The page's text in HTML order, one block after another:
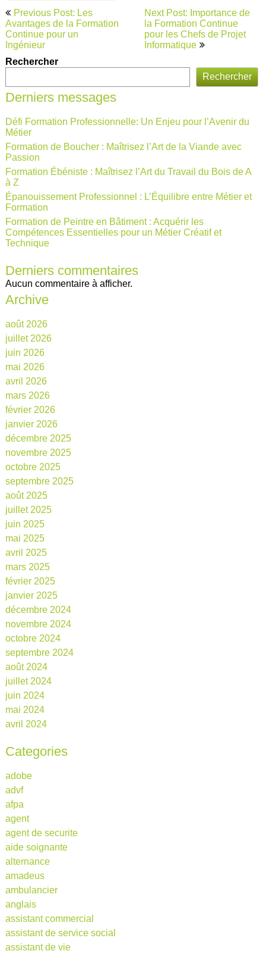
Navigation
de
l’article
Previous Post: Les
Avantages de la Formation
Continue pour un
Ingénieur
Next Post: Importance de
la Formation Continue
pour les Chefs de Projet
Informatique
Rechercher
Rechercher
Derniers messages
Défi Formation Professionnelle: Un Enjeu pour l’Avenir du
Métier
Formation de Boucher : Maîtrisez l’Art de la Viande avec
Passion
Formation Ébéniste : Maîtrisez l’Art du Travail du Bois de A
à Z
Épanouissement Professionnel : L’Équilibre entre Métier et
Formation
Formation de Peintre en Bâtiment : Acquérir les
Compétences Essentielles pour un Métier Créatif et
Technique
Derniers commentaires
Aucun commentaire à afficher.
Archive
août 2026
juillet 2026
juin 2026
mai 2026
avril 2026
mars 2026
février 2026
janvier 2026
décembre 2025
novembre 2025
octobre 2025
septembre 2025
août 2025
juillet 2025
juin 2025
mai 2025
avril 2025
mars 2025
février 2025
janvier 2025
décembre 2024
novembre 2024
octobre 2024
septembre 2024
août 2024
juillet 2024
juin 2024
mai 2024
avril 2024
Categories
adobe
advf
afpa
agent
agent de securite
aide soignante
alternance
amadeus
ambulancier
anglais
assistant commercial
assistant de service social
assistant de vie